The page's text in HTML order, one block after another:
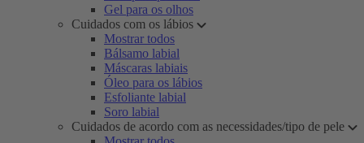
Gel para os olhos
Cuidados com os lábios
Mostrar todos
Bálsamo labial
Máscaras labiais
Óleo para os lábios
Esfoliante labial
Soro labial
Cuidados de acordo com as necessidades/tipo de pele